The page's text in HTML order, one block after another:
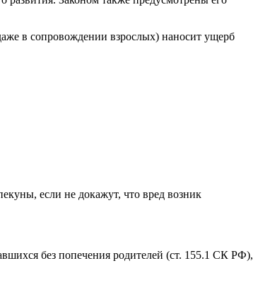
в сопровождении взрослых) наносит ущерб
если не докажут, что вред возник
без попечения родителей (ст. 155.1 СК РФ),